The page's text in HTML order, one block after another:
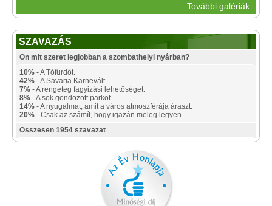
További galériák
SZAVAZÁS
Ön mit szeret legjobban a szombathelyi nyárban?
10% - A Tófürdőt.
42% - A Savaria Karnevált.
7% - A rengeteg fagyizási lehetőséget.
8% - A sok gondozott parkot.
14% - A nyugalmat, amit a város atmoszférája áraszt.
20% - Csak az számít, hogy igazán meleg legyen.
Összesen 1954 szavazat